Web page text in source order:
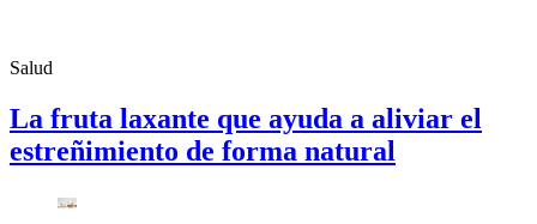
Salud
La fruta laxante que ayuda a aliviar el
estreñimiento de forma natural